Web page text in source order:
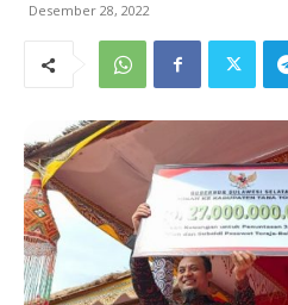
Desember 28, 2022